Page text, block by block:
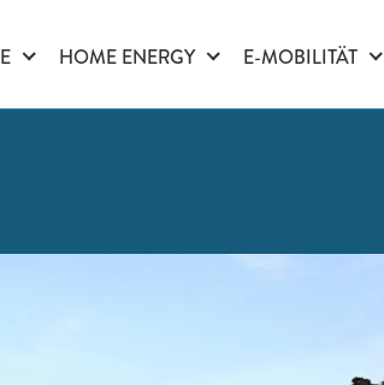
HOME ENERGY E-MOBILITÄT